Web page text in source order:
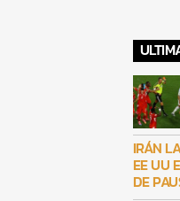
IRÁN
EE UU
DE